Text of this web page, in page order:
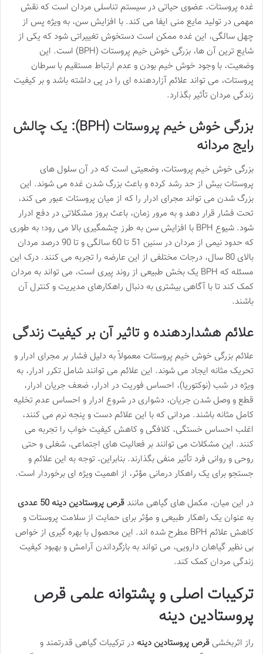
غده پروستات، عضوی حیاتی در سیستم تناسلی مردان است که نقش
مهمی در تولید مایع منی ایفا می کند. با افزایش سن، به ویژه پس از
چهل سالگی، این غده ممکن است دستخوش تغییراتی شود که یکی از
شایع ترین آن ها، بزرگی خوش خیم پروستات (BPH) است. این
وضعیت، با وجود خوش خیم بودن و عدم ارتباط مستقیم با سرطان
پروستات، می تواند علائم آزاردهنده ای را در پی داشته باشد و بر کیفیت
زندگی مردان تأثیر بگذارد.
بزرگی خوش خیم پروستات (BPH): یک چالش
رایج مردانه
بزرگی خوش خیم پروستات، وضعیتی است که در آن سلول های
پروستات بیش از حد رشد کرده و باعث بزرگ شدن غده می شوند. این
بزرگ شدن می تواند مجرای ادرار را که از میان پروستات عبور می کند،
تحت فشار قرار دهد و به مرور زمان، باعث بروز مشکلاتی در دفع ادرار
شود. شیوع BPH با افزایش سن به طرز چشمگیری بالا می رود؛ به طوری
که حدود نیمی از مردان در سنین 51 تا 60 سالگی و تا 90 درصد مردان
بالای 80 سال، درجات مختلفی از این عارضه را تجربه می کنند. درک این
مسئله که BPH یک بخش طبیعی از روند پیری است، می تواند به مردان
کمک کند تا با آگاهی بیشتری به دنبال راهکارهای مدیریت و کنترل آن
باشند.
علائم هشداردهنده و تاثیر آن بر کیفیت زندگی
علائم بزرگی خوش خیم پروستات معمولاً به دلیل فشار بر مجرای ادرار و
تحریک مثانه ایجاد می شوند. این علائم می توانند شامل تکرر ادرار، به
ویژه در شب (نوکتوریا)، احساس فوریت در ادرار، ضعف جریان ادرار،
قطع و وصل شدن جریان، دشواری در شروع ادرار و احساس عدم تخلیه
کامل مثانه باشند. مردانی که با این علائم دست و پنجه نرم می کنند،
اغلب احساس خستگی، کلافگی و کاهش کیفیت خواب را تجربه می
کنند. این مشکلات می توانند بر فعالیت های اجتماعی، شغلی و حتی
روحی و روانی فرد تأثیر منفی بگذارند. بنابراین، توجه به این علائم و
جستجو برای یک راهکار درمانی مؤثر، از اهمیت ویژه ای برخوردار است.
در این میان، مکمل های گیاهی مانند قرص پروستادین دینه 50 عددی
به عنوان یک راهکار طبیعی و مؤثر برای حمایت از سلامت پروستات و
کاهش علائم BPH مطرح شده اند. این محصول با بهره گیری از خواص
بی نظیر گیاهان دارویی، می تواند به بازگرداندن آرامش و بهبود کیفیت
زندگی مردان کمک کند.
ترکیبات اصلی و پشتوانه علمی قرص
پروستادین دینه
راز اثربخشی قرص پروستادین دینه در ترکیبات گیاهی قدرتمند و